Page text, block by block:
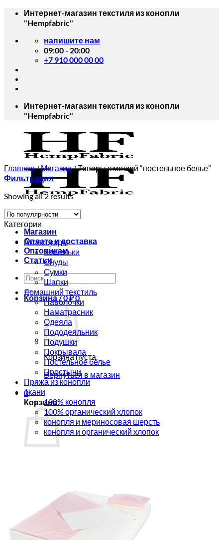
Skip
Интернет-магазин текстиля из конопли
"Hempfabric"
напишите нам
09:00 - 20:00
+7 910 000 00 00
Интернет-магазин текстиля из конопли
"Hempfabric"
Магазин
Оплата и доставка
Оптовикам
Статьи
Искать:
Корзина /0₽0
Корзина пуста.
Вернуться в магазин
0
Корзина
Главная/Магазин/Товары с меткой “постельное белье”
Фильтрация
Showing all 2 results
Категории
Аксессуары
Кошельки
Снуды
Сумки
Шапки
Домашний текстиль
Наволочки
Наматрасник
Одеяла
Пододеяльник
Подушки
Покрывала
Постельное белье
Простыни
Пряжа из конопли
Ткани
100% конопля
100% органический хлопок
конопля и мериносовая шерсть
конопля и органический хлопок